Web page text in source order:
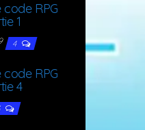
RPG
1
4
RPG
4